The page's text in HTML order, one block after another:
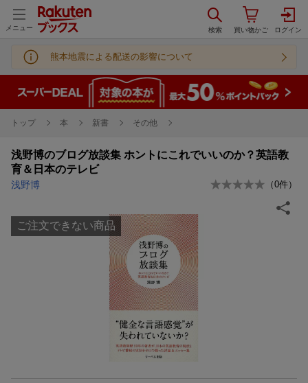
メニュー
熊本地震による配送の影響について
トップ 本 新書 その他
浅野博のブログ放談集 ホントにこれでいいのか？英語教
育＆日本のテレビ
浅野博 （0件）
ご注文できない商品